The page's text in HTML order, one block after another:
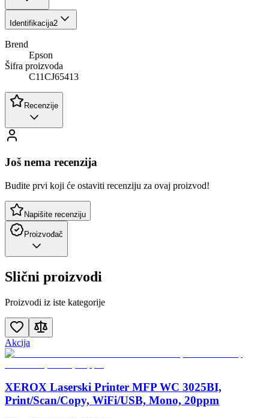
Identifikacija2
Brend
Epson
Šifra proizvoda
C11CJ65413
Recenzije
Još nema recenzija
Budite prvi koji će ostaviti recenziju za ovaj proizvod!
Napišite recenziju
Proizvođač
Slični proizvodi
Proizvodi iz iste kategorije
Akcija
XEROX Laserski Printer MFP WC 3025BI,
Print/Scan/Copy, WiFi/USB, Mono, 20ppm